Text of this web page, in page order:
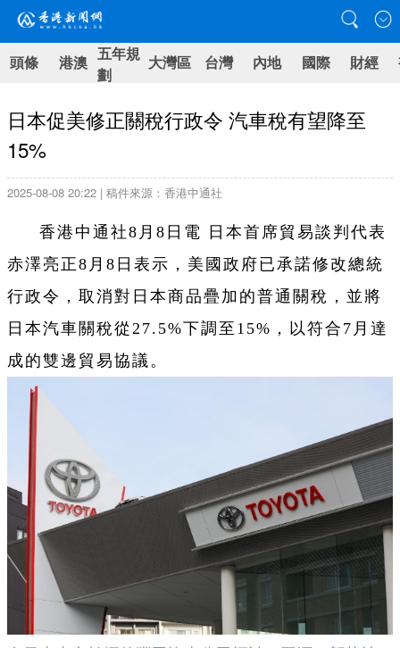
頭條 港澳 五年規
劃
大灣區 台灣 內地 國際 財經
日本促美修正關稅行政令 汽車稅有望降至
15%
2025-08-08 20:22 | 稿件來源：香港中通社
香港中通社8月8日電 日本首席貿易談判代表
赤澤亮正8月8日表示，美國政府已承諾修改總統
行政令，取消對日本商品疊加的普通關稅，並將
日本汽車關稅從27.5%下調至15%，以符合7月達
成的雙邊貿易協議。